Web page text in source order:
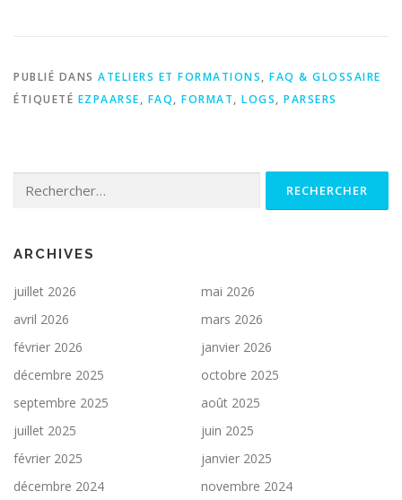
PUBLIÉ DANS ATELIERS ET FORMATIONS, FAQ & GLOSSAIRE
ÉTIQUETÉ EZPAARSE, FAQ, FORMAT, LOGS, PARSERS
ARCHIVES
juillet 2026
mai 2026
avril 2026
mars 2026
février 2026
janvier 2026
décembre 2025
octobre 2025
septembre 2025
août 2025
juillet 2025
juin 2025
février 2025
janvier 2025
décembre 2024
novembre 2024